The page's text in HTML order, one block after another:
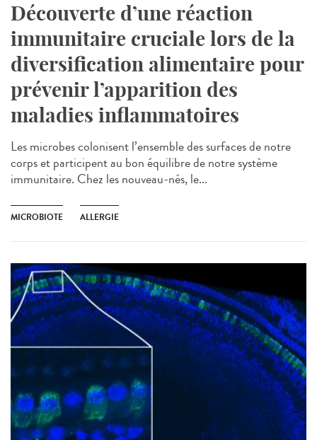
Découverte d’une réaction
immunitaire cruciale lors de la
diversification alimentaire pour
prévenir l’apparition des
maladies inflammatoires
Les microbes colonisent l’ensemble des surfaces de notre
corps et participent au bon équilibre de notre système
immunitaire. Chez les nouveau-nés, le...
MICROBIOTE ALLERGIE